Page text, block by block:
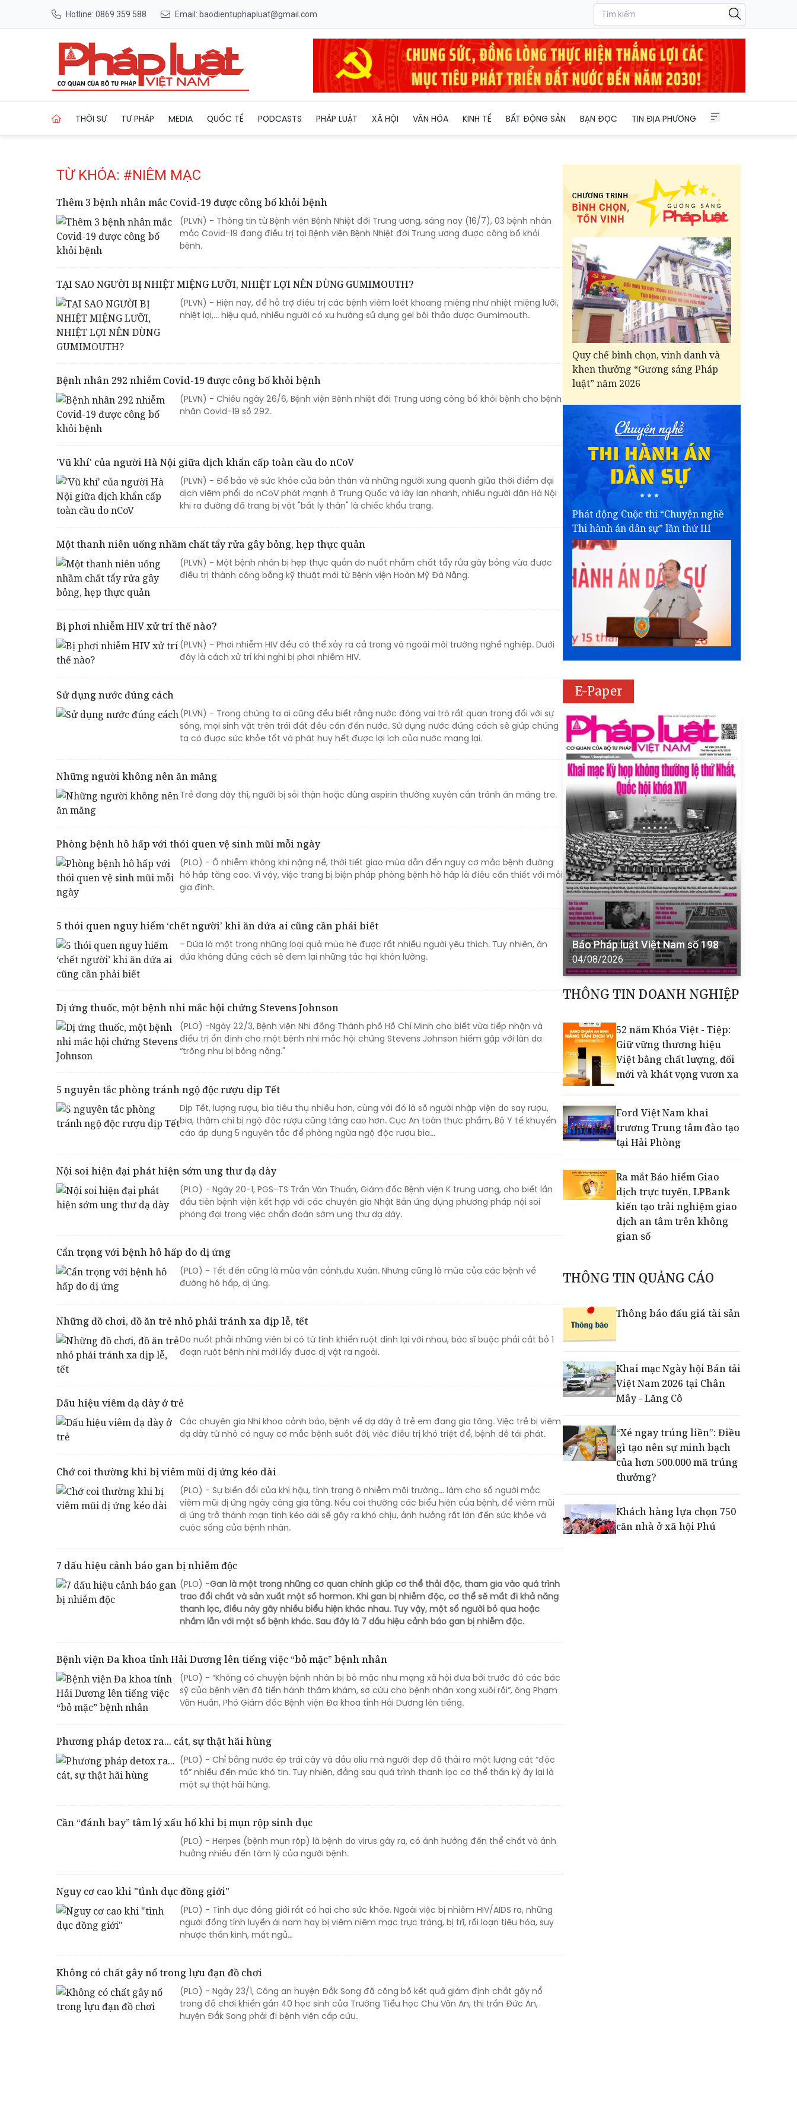
Hotline: 0869 359 588 Email: baodientuphapluat@gmail.com
THỜI SỰ TƯ PHÁP MEDIA QUỐC TẾ PODCASTS PHÁP LUẬT XÃ HỘI VĂN HÓA KINH TẾ BẤT ĐỘNG SẢN BẠN ĐỌC TIN ĐỊA PHƯƠNG
TỪ KHÓA: #NIÊM MẠC
Thêm 3 bệnh nhân mắc Covid-19 được công bố khỏi bệnh
(PLVN) - Thông tin từ Bệnh viện Bệnh Nhiệt đới Trung ương, sáng nay (16/7), 03 bệnh nhân
mắc Covid-19 đang điều trị tại Bệnh viện Bệnh Nhiệt đới Trung ương được công bố khỏi
bệnh.
TẠI SAO NGƯỜI BỊ NHIỆT MIỆNG LƯỠI, NHIỆT LỢI NÊN DÙNG GUMIMOUTH?
(PLVN) - Hiện nay, để hỗ trợ điều trị các bệnh viêm loét khoang miệng như nhiệt miệng lưỡi,
nhiệt lợi,... hiệu quả, nhiều người có xu hướng sử dụng gel bôi thảo dược Gumimouth.
Bệnh nhân 292 nhiễm Covid-19 được công bố khỏi bệnh
(PLVN) - Chiều ngày 26/6, Bệnh viện Bệnh nhiệt đới Trung ương công bố khỏi bệnh cho bệnh
nhân Covid-19 số 292.
'Vũ khí' của người Hà Nội giữa dịch khẩn cấp toàn cầu do nCoV
(PLVN) - Để bảo vệ sức khỏe của bản thân và những người xung quanh giữa thời điểm đại
dịch viêm phổi do nCoV phát mạnh ở Trung Quốc và lây lan nhanh, nhiều người dân Hà Nội
khi ra đường đã trang bị vật "bất ly thân" là chiếc khẩu trang.
Một thanh niên uống nhầm chất tẩy rửa gây bỏng, hẹp thực quản
(PLVN) - Một bệnh nhân bị hẹp thực quản do nuốt nhầm chất tẩy rửa gây bỏng vừa được
điều trị thành công bằng kỹ thuật mới từ Bệnh viện Hoàn Mỹ Đà Nẵng.
Bị phơi nhiễm HIV xử trí thế nào?
(PLVN) - Phơi nhiễm HIV đều có thể xảy ra cả trong và ngoài môi trường nghề nghiệp. Dưới
đây là cách xử trí khi nghi bị phơi nhiễm HIV.
Sử dụng nước đúng cách
(PLVN) - Trong chúng ta ai cũng đều biết rằng nước đóng vai trò rất quan trọng đối với sự
sống, mọi sinh vật trên trái đất đều cần đến nước. Sử dụng nước đúng cách sẽ giúp chúng
ta có được sức khỏe tốt và phát huy hết được lợi ích của nước mang lại.
Những người không nên ăn măng
Trẻ đang dậy thì, người bị sỏi thận hoặc dùng aspirin thường xuyên cần tránh ăn măng tre.
Phòng bệnh hô hấp với thói quen vệ sinh mũi mỗi ngày
(PLO) - Ô nhiễm không khí nặng nề, thời tiết giao mùa dẫn đến nguy cơ mắc bệnh đường
hô hấp tăng cao. Vì vậy, việc trang bị biện pháp phòng bệnh hô hấp là điều cần thiết với mỗi
gia đình.
5 thói quen nguy hiểm ‘chết người’ khi ăn dứa ai cũng cần phải biết
- Dứa là một trong những loại quả mùa hè được rất nhiều người yêu thích. Tuy nhiên, ăn
dứa không đúng cách sẽ đem lại những tác hại khôn lường.
Dị ứng thuốc, một bệnh nhi mắc hội chứng Stevens Johnson
(PLO) -Ngày 22/3, Bệnh viện Nhi đồng Thành phố Hồ Chí Minh cho biết vừa tiếp nhận và
điều trị ổn định cho một bệnh nhi mắc hội chứng Stevens Johnson hiếm gặp với làn da
“trông như bị bỏng nặng."
5 nguyên tắc phòng tránh ngộ độc rượu dịp Tết
Dịp Tết, lượng rượu, bia tiêu thụ nhiều hơn, cùng với đó là số người nhập viện do say rượu,
bia, thậm chí bị ngộ độc rượu cũng tăng cao hơn. Cục An toàn thực phẩm, Bộ Y tế khuyến
cáo áp dụng 5 nguyên tắc để phòng ngừa ngộ độc rượu bia...
Nội soi hiện đại phát hiện sớm ung thư dạ dày
(PLO) - Ngày 20-1, PGS-TS Trần Văn Thuấn, Giám đốc Bệnh viện K trung ương, cho biết lần
đầu tiên bệnh viện kết hợp với các chuyên gia Nhật Bản ứng dụng phương pháp nội soi
phóng đại trong việc chẩn đoán sớm ung thư dạ dày.
Cẩn trọng với bệnh hô hấp do dị ứng
(PLO) - Tết đến cũng là mùa vãn cảnh,du Xuân. Nhưng cũng là mùa của các bệnh về
đường hô hấp, dị ứng.
Những đồ chơi, đồ ăn trẻ nhỏ phải tránh xa dịp lễ, tết
Do nuốt phải những viên bi có từ tính khiến ruột dính lại với nhau, bác sĩ buộc phải cắt bỏ 1
đoạn ruột bệnh nhi mới lấy được dị vật ra ngoài.
Dấu hiệu viêm dạ dày ở trẻ
Các chuyên gia Nhi khoa cảnh báo, bệnh về dạ dày ở trẻ em đang gia tăng. Việc trẻ bị viêm
dạ dày từ nhỏ có nguy cơ mắc bệnh suốt đời, việc điều trị khó triệt để, bệnh dễ tái phát.
Chớ coi thường khi bị viêm mũi dị ứng kéo dài
(PLO) - Sự biến đổi của khí hậu, tình trạng ô nhiễm môi trường… làm cho số người mắc
viêm mũi dị ứng ngày càng gia tăng. Nếu coi thường các biểu hiện của bệnh, để viêm mũi
dị ứng trở thành mạn tính kéo dài sẽ gây ra khó chịu, ảnh hưởng rất lớn đến sức khỏe và
cuộc sống của bệnh nhân.
7 dấu hiệu cảnh báo gan bị nhiễm độc
(PLO) -Gan là một trong những cơ quan chính giúp cơ thể thải độc, tham gia vào quá trình
trao đổi chất và sản xuất một số hormon. Khi gan bị nhiễm độc, cơ thể sẽ mất đi khả năng
thanh lọc, điều này gây nhiều biểu hiện khác nhau. Tuy vậy, một số người bỏ qua hoặc
nhầm lẫn với một số bệnh khác. Sau đây là 7 dấu hiệu cảnh báo gan bị nhiễm độc.
Bệnh viện Đa khoa tỉnh Hải Dương lên tiếng việc “bỏ mặc” bệnh nhân
(PLO) - “Không có chuyện bệnh nhân bị bỏ mặc như mạng xã hội đưa bởi trước đó các bác
sỹ của bệnh viện đã tiến hành thăm khám, sơ cứu cho bệnh nhân xong xuôi rồi”, ông Phạm
Văn Huấn, Phó Giám đốc Bệnh viện Đa khoa tỉnh Hải Dương lên tiếng.
Phương pháp detox ra... cát, sự thật hãi hùng
(PLO) - Chỉ bằng nước ép trái cây và dầu oliu mà người đẹp đã thải ra một lượng cát “độc
tố” nhiều đến mức khó tin. Tuy nhiên, đằng sau quá trình thanh lọc cơ thể thần kỳ ấy lại là
một sự thật hãi hùng.
Cần “đánh bay” tâm lý xấu hổ khi bị mụn rộp sinh dục
(PLO) - Herpes (bệnh mụn rộp) là bệnh do virus gây ra, có ảnh hưởng đến thể chất và ảnh
hưởng nhiều đến tâm lý của người bệnh.
Nguy cơ cao khi "tình dục đồng giới"
(PLO) - Tình dục đồng giới rất có hại cho sức khỏe. Ngoài việc bị nhiễm HIV/AIDS ra, những
người đồng tính luyến ái nam hay bị viêm niêm mạc trực tràng, bị trĩ, rối loạn tiêu hóa, suy
nhược thần kinh, mất ngủ…
Không có chất gây nổ trong lựu đạn đồ chơi
(PLO) - Ngày 23/1, Công an huyện Đắk Song đã công bố kết quả giám định chất gây nổ
trong đồ chơi khiến gần 40 học sinh của Trường Tiểu học Chu Văn An, thị trấn Đức An,
huyện Đắk Song phải đi bệnh viện cấp cứu.
Quy chế bình chọn, vinh danh và
khen thưởng “Gương sáng Pháp
luật” năm 2026
Phát động Cuộc thi “Chuyện nghề
Thi hành án dân sự” lần thứ III
E-Paper
Báo Pháp luật Việt Nam số 198
04/08/2026
THÔNG TIN DOANH NGHIỆP
52 năm Khóa Việt - Tiệp:
Giữ vững thương hiệu
Việt bằng chất lượng, đổi
mới và khát vọng vươn xa
Ford Việt Nam khai
trương Trung tâm đào tạo
tại Hải Phòng
Ra mắt Bảo hiểm Giao
dịch trực tuyến, LPBank
kiến tạo trải nghiệm giao
dịch an tâm trên không
gian số
Dấu mốc khẳng định năng
lực vận hành và thích ứng
toán thưởng vượt kế
hoạch
lập nghiệp của người trẻ
toàn cầu
THÔNG TIN QUẢNG CÁO
Thông báo đấu giá tài sản
Khai mạc Ngày hội Bán tải
Việt Nam 2026 tại Chân
Mây - Lăng Cô
“Xé ngay trúng liền”: Điều
gì tạo nên sự minh bạch
của hơn 500.000 mã trúng
thưởng?
Khách hàng lựa chọn 750
căn nhà ở xã hội Phú